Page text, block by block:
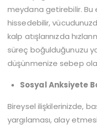
meydana getirebilir. Bu
hissedebilir,
kalp atışlarınızda
süreç boğulduğunuzu
düşünmenize sebep
Sosyal Anksiyete
Bireysel ilişkilerinizde,
yargılaması, alay